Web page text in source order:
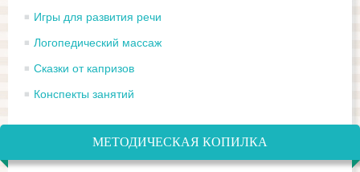
Игры для развития речи
Логопедический массаж
Сказки от капризов
Конспекты занятий
МЕТОДИЧЕСКАЯ КОПИЛКА